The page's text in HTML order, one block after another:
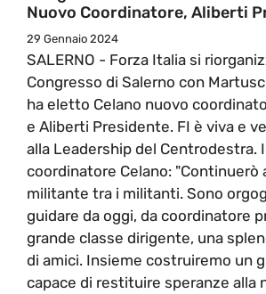
Nuovo Coordinatore, Aliberti
29 Gennaio 2024
SALERNO - Forza Italia si
Congresso di Salerno con
ha eletto Celano nuovo
e Aliberti Presidente. FI è viva e
alla Leadership del Centrodestra.
coordinatore Celano: "Continuerò
militante tra i militanti. Sono
guidare da oggi, da coordinatore
grande classe dirigente, una
di amici. Insieme costruiremo un
capace di restituire speranze alla